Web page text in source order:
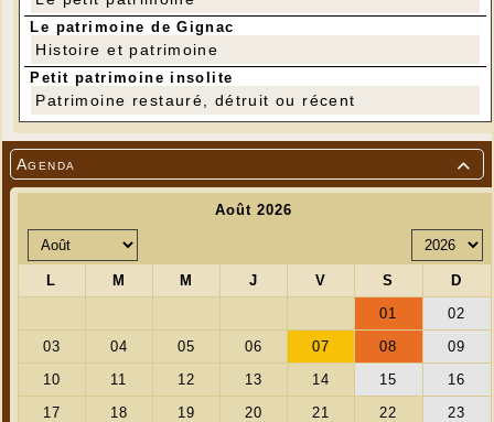

Agenda
nouvelle expérience....
Le patrimoine de Gignac
Histoire et patrimoine
Petit patrimoine insolite
Patrimoine restauré, détruit ou récent